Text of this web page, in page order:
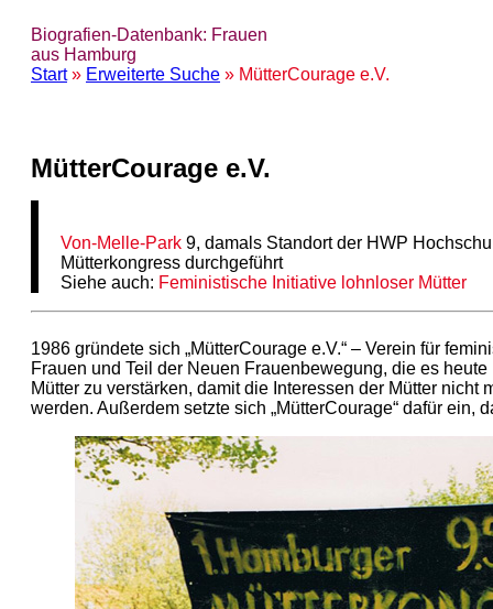
Biografien-Datenbank: Frauen
aus Hamburg
Start» Erweiterte Suche » MütterCourage e.V.
MütterCourage e.V.
Von-Melle-Park 9, damals Standort der HWP
Mütterkongress durchgeführt
Siehe auch: Feministische Initiative lohnloser Mütter
1986 gründete sich „MütterCourage e.V.“ – Verein für
Frauen und Teil der Neuen Frauenbewegung, die es
Mütter zu verstärken, damit die Interessen der Mütter
werden. Außerdem setzte sich „MütterCourage“ dafür ein,